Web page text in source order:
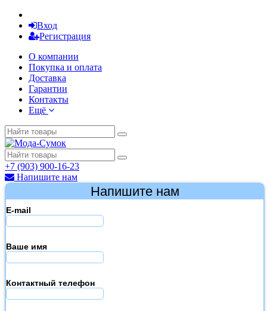
Вход
Регистрация
О компании
Покупка и оплата
Доставка
Гарантии
Контакты
Ещё
+7 (903) 900-16-23
Напишите нам
Напишите нам
E-mail
Ваше имя
Контактный телефон